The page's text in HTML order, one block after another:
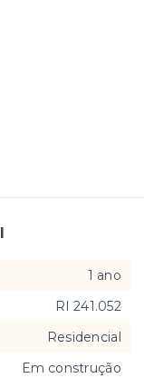
1 ano
RI 241.052
Residencial
Em construção